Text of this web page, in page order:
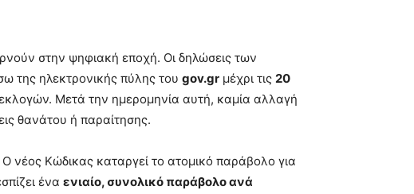
στην ψηφιακή εποχή. Οι δηλώσεις των
της ηλεκτρονικής πύλης του gov.gr μέχρι τις 20
Μετά την ημερομηνία αυτή, καμία αλλαγή
θανάτου ή παραίτησης.
Ο νέος Κώδικας καταργεί το ατομικό παράβολο για
ένα ενιαίο, συνολικό παράβολο ανά